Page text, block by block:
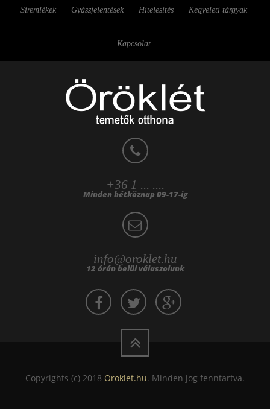
Síremlékek Gyászjelentések Hitelesítés Kegyeleti tárgyak
Kapcsolat
+36 1 ... ....
Minden hétköznap 09-17-ig
info@oroklet.hu
12 órán belül válaszolunk
Copyrights (c) 2018 Oroklet.hu. Minden jog fenntartva.